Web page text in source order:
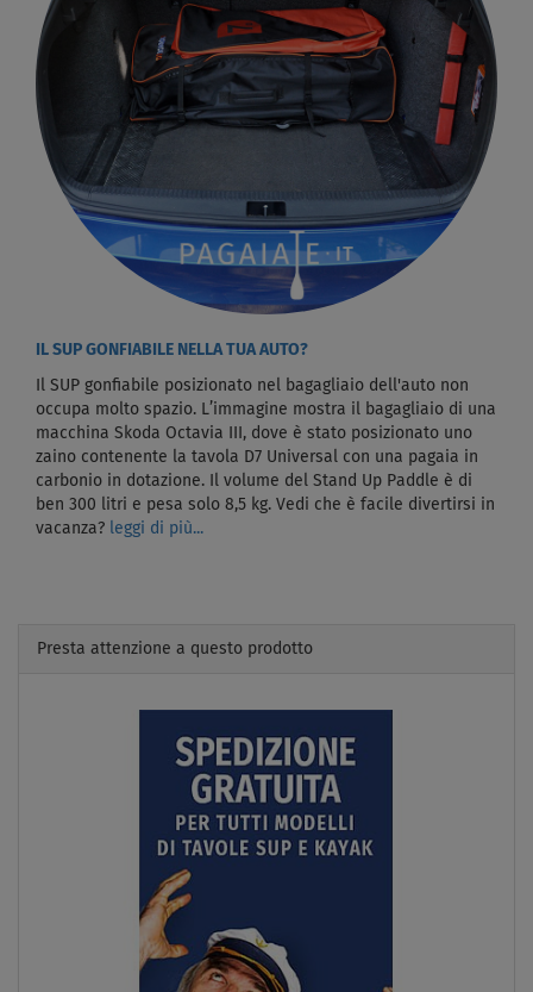
IL SUP GONFIABILE NELLA TUA AUTO?
Il SUP gonfiabile posizionato nel bagagliaio dell'auto non
occupa molto spazio. L’immagine mostra il bagagliaio di una
macchina Skoda Octavia III, dove è stato posizionato uno
zaino contenente la tavola D7 Universal con una pagaia in
carbonio in dotazione. Il volume del Stand Up Paddle è di
ben 300 litri e pesa solo 8,5 kg. Vedi che è facile divertirsi in
vacanza?
leggi di più...
Presta attenzione a questo prodotto